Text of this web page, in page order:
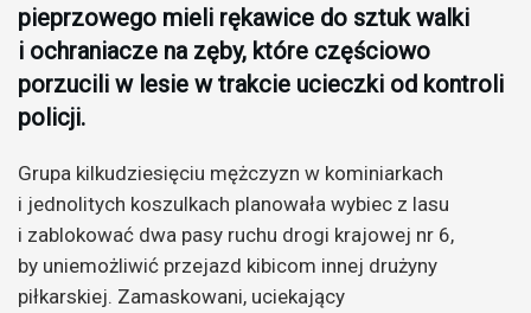
pieprzowego mieli rękawice do sztuk walki
i ochraniacze na zęby, które częściowo
porzucili w lesie w trakcie ucieczki od kontroli
policji.
Grupa kilkudziesięciu mężczyzn w kominiarkach
i jednolitych koszulkach planowała wybiec z lasu
i zablokować dwa pasy ruchu drogi krajowej nr 6,
by uniemożliwić przejazd kibicom innej drużyny
piłkarskiej. Zamaskowani, uciekający